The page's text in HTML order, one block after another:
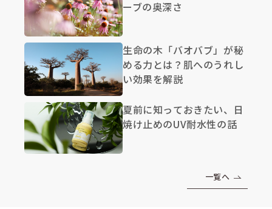
ーブの奥深さ
生命の木「バオバブ」が秘
める力とは？肌へのうれし
い効果を解説
夏前に知っておきたい、日
焼け止めのUV耐水性の話
一覧へ